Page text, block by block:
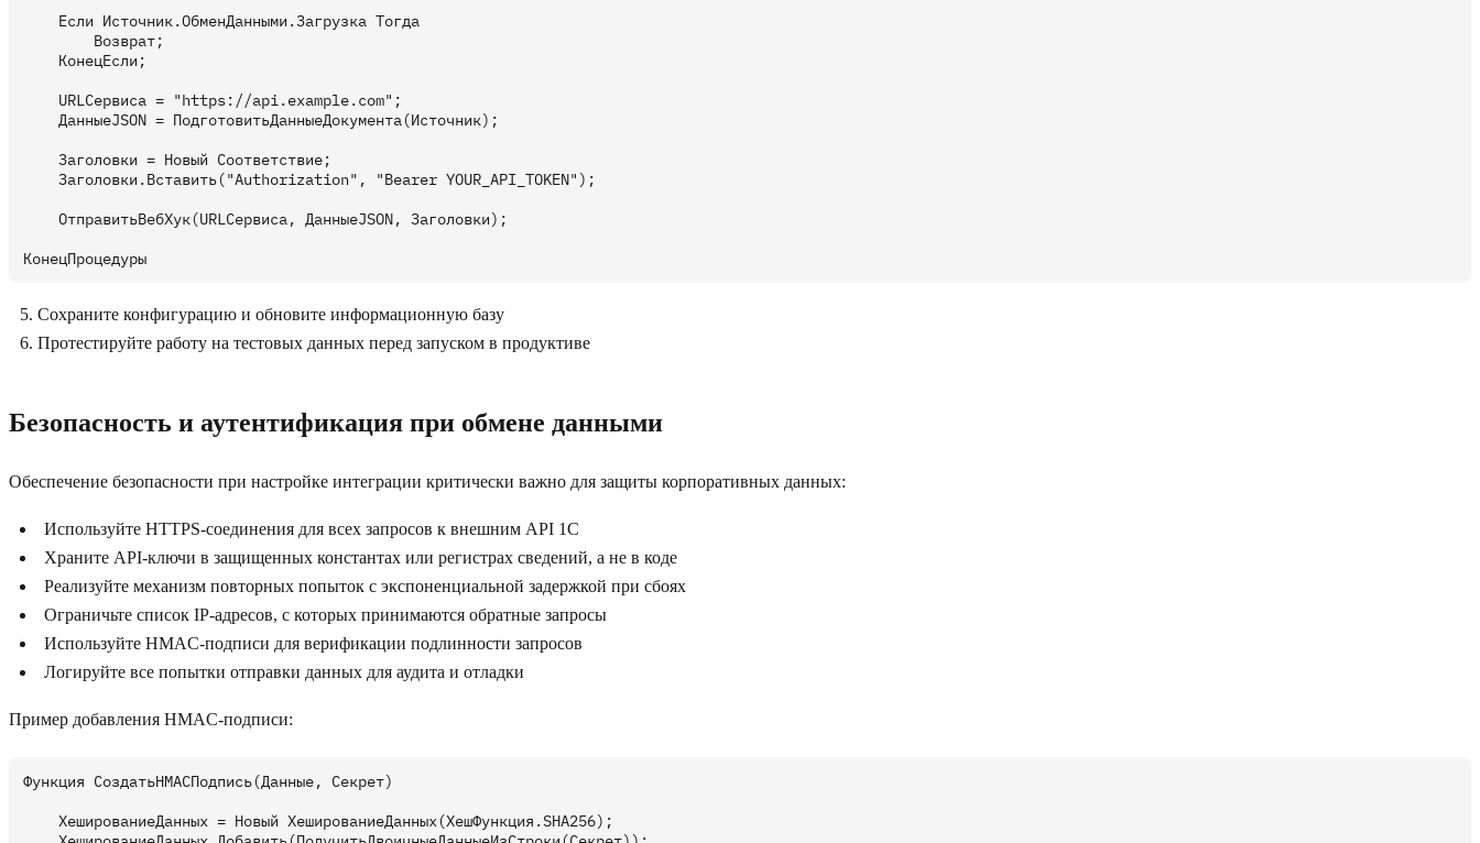
    Если Источник.ОбменДанными.Загрузка Тогда
        Возврат;
    КонецЕсли;
    URLСервиса = "https://api.example.com";
    ДанныеJSON = ПодготовитьДанныеДокумента(Источник);
    Заголовки = Новый Соответствие;
    Заголовки.Вставить("Authorization", "Bearer YOUR_API_TOKEN");
    ОтправитьВебХук(URLСервиса, ДанныеJSON, Заголовки);
Сохраните конфигурацию и обновите информационную базу
Протестируйте работу на тестовых данных перед запуском в продуктиве
Безопасность и аутентификация при обмене данными
Обеспечение безопасности при настройке интеграции критически важно для защиты корпоративных данных:
Используйте HTTPS-соединения для всех запросов к внешним API 1С
Храните API-ключи в защищенных константах или регистрах сведений, а не в коде
Реализуйте механизм повторных попыток с экспоненциальной задержкой при сбоях
Ограничьте список IP-адресов, с которых принимаются обратные запросы
Используйте HMAC-подписи для верификации подлинности запросов
Логируйте все попытки отправки данных для аудита и отладки
Пример добавления HMAC-подписи:
Функция СоздатьHMACПодпись(Данные, Секрет)
    ХешированиеДанных = Новый ХешированиеДанных(ХешФункция.SHA256);